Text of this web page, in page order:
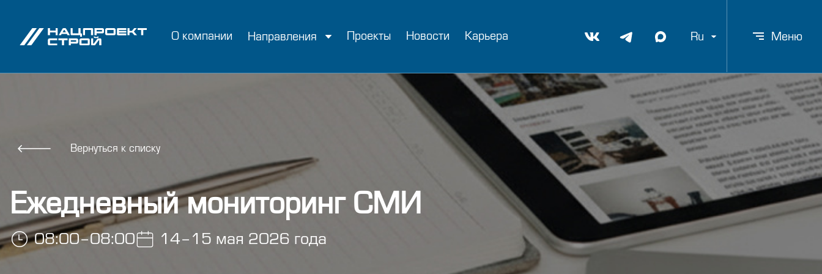
О компании Направления Проекты Новости Карьера Ru Меню
Вернуться к списку
Ежедневный мониторинг СМИ
08:00–08:00 14–15 мая 2026 года